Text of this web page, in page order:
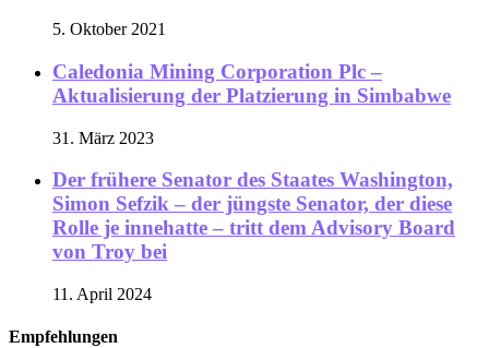
5. Oktober 2021
Caledonia Mining Corporation Plc –
Aktualisierung der Platzierung in Simbabwe
31. März 2023
Der frühere Senator des Staates Washington,
Simon Sefzik – der jüngste Senator, der diese
Rolle je innehatte – tritt dem Advisory Board
von Troy bei
11. April 2024
Empfehlungen